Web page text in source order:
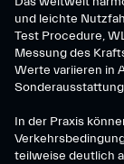
und leichte
Test Procedure,
Messung des
Werte variieren in
In der Praxis
teilweise deutlich